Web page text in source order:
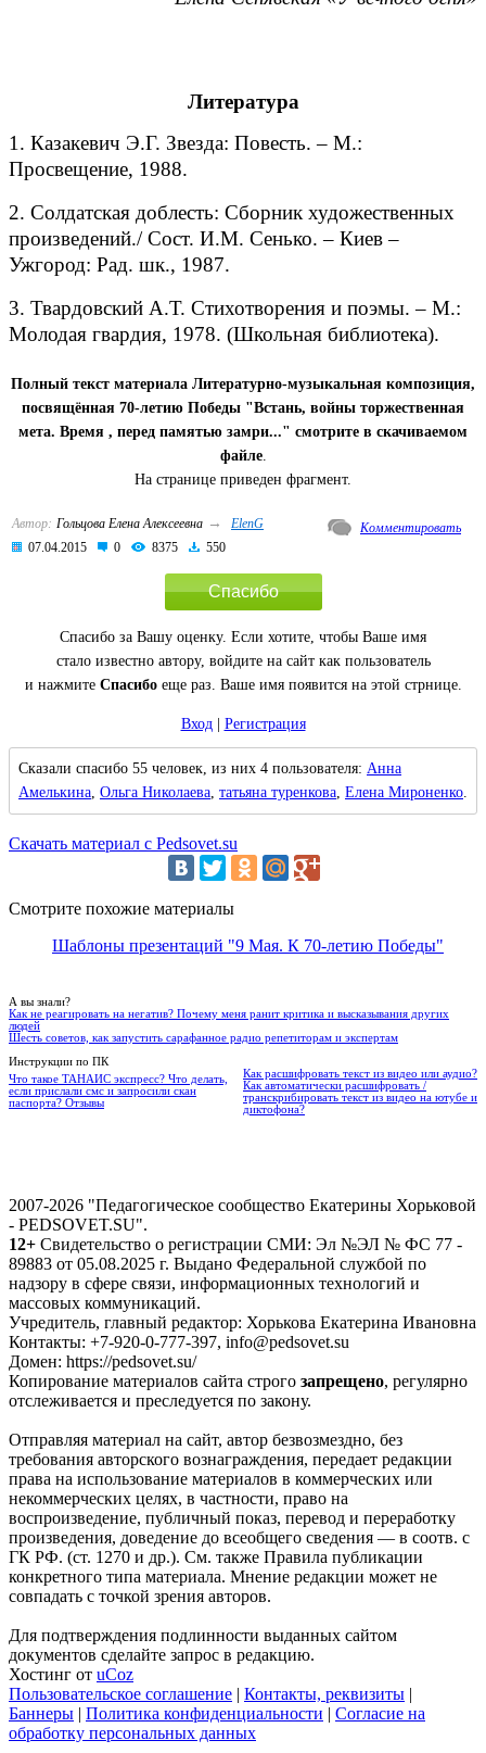
Литература
1. Казакевич Э.Г. Звезда: Повесть. – М.:
Просвещение, 1988.
2. Солдатская доблесть: Сборник художественных
произведений./ Сост. И.М. Сенько. – Киев –
Ужгород: Рад. шк., 1987.
3. Твардовский А.Т. Стихотворения и поэмы. – М.:
Молодая гвардия, 1978. (Школьная библиотека).
Полный текст материала Литературно-музыкальная композиция,
посвящённая 70-летию Победы "Встань, войны торжественная
мета. Время , перед памятью замри..." смотрите в скачиваемом
файле.
На странице приведен фрагмент.
Автор: Гольцова Елена Алексеевна →
ElenG
07.04.2015
0 8375 550
Комментировать
Спасибо
Спасибо за Вашу оценку. Если хотите, чтобы Ваше имя
стало известно автору, войдите на сайт как пользователь
и нажмите Спасибоеще раз. Ваше имя появится на этой стрнице.
Вход| Регистрация
Сказали спасибо 55 человек, из них 4 пользователя: Анна
Амелькина, Ольга Николаева, татьяна туренкова, Елена Мироненко.
Скачать материал с Pedsovet.su
Смотрите похожие материалы
Шаблоны презентаций "9 Мая. К 70-летию Победы"
А вы знали?
Как не реагировать на негатив? Почему меня ранит критика и высказывания других
людей
Шесть советов, как запустить сарафанное радио репетиторам и экспертам
Инструкции по ПК
Что такое ТАНАИС экспресс? Что делать,
если прислали смс и запросили скан
паспорта? Отзывы
Как расшифровать текст из видео или аудио?
Как автоматически расшифровать /
транскрибировать текст из видео на ютубе и
диктофона?
2007-2026 "Педагогическое сообщество Екатерины Хорьковой
- PEDSOVET.SU".
12+ Свидетельство о регистрации СМИ: Эл №ЭЛ № ФС 77 -
89883 от 05.08.2025 г. Выдано Федеральной службой по
надзору в сфере связи, информационных технологий и
массовых коммуникаций.
Учредитель, главный редактор: Хорькова Екатерина Ивановна
Контакты: +7-920-0-777-397, info@pedsovet.su
Домен: https://pedsovet.su/
Копирование материалов сайта строго запрещено, регулярно
отслеживается и преследуется по закону.
Отправляя материал на сайт, автор безвозмездно, без
требования авторского вознаграждения, передает редакции
права на использование материалов в коммерческих или
некоммерческих целях, в частности, право на
воспроизведение, публичный показ, перевод и переработку
произведения, доведение до всеобщего сведения — в соотв. с
ГК РФ. (ст. 1270 и др.). См. также Правила публикации
конкретного типа материала. Мнение редакции может не
совпадать с точкой зрения авторов.
Для подтверждения подлинности выданных сайтом
документов сделайте запрос в редакцию.
Хостинг от uCoz
Пользовательское соглашение | Контакты, реквизиты |
Баннеры | Политика конфиденциальности | Согласие на
обработку персональных данных